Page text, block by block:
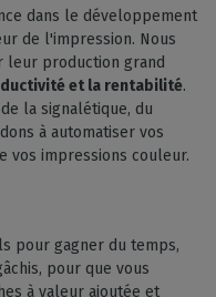
dans le développement
de l'impression. Nous
leur production grand
et la rentabilité.
la signalétique, du
à automatiser vos
vos impressions couleur.
pour gagner du temps,
pour que vous
à valeur ajoutée et